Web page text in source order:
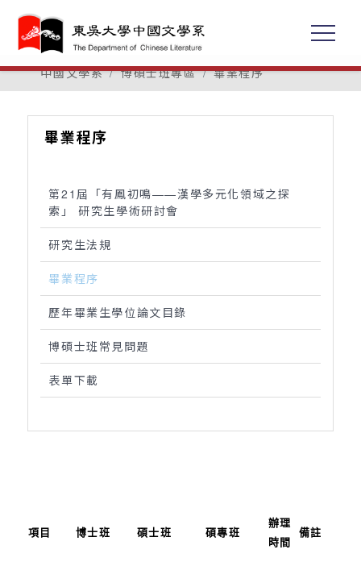
中國文學系 博碩士班專區 畢業程序
畢業程序
第21屆「有鳳初鳴——漢學多元化領域之探
索」 研究生學術研討會
研究生法規
畢業程序
歷年畢業生學位論文目錄
博碩士班常見問題
表單下載
項目 博士班 碩士班 碩專班
辦理
時間
備註